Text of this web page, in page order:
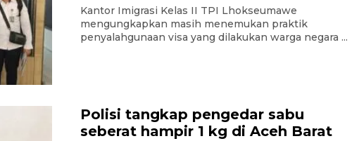
Kantor Imigrasi Kelas II TPI Lhokseumawe
mengungkapkan masih menemukan praktik
penyalahgunaan visa yang dilakukan warga negara ...
Polisi tangkap pengedar sabu
seberat hampir 1 kg di Aceh Barat